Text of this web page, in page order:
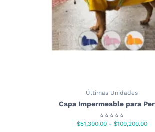
Últimas Unidades
Capa Impermeable para
⭐⭐⭐⭐⭐
$51,300.00 - $109,200.00